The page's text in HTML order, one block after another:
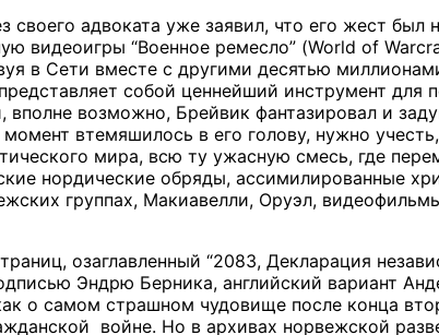
своего адвоката уже заявил, что его жест был
видеоигры “Военное ремесло” (World of
в Сети вместе с другими десятью
собой ценнейший инструмент для
вполне возможно, Брейвик фантазировал и
втемяшилось в его голову, нужно
мира, всю ту ужасную смесь, где
нордические обряды, ассимилированные
группах, Макиавелли, Оруэл,
озаглавленный “2083, Декларация
Эндрю Берника, английский вариант
о самом страшном чудовище после конца
войне. Но в архивах норвежской